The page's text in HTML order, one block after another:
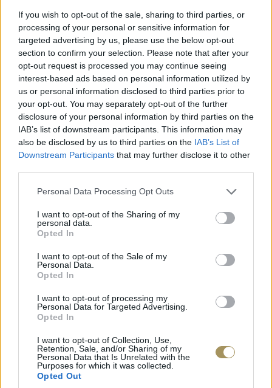
If you wish to opt-out of the sale, sharing to third parties, or
processing of your personal or sensitive information for
targeted advertising by us, please use the below opt-out
section to confirm your selection. Please note that after your
opt-out request is processed you may continue seeing
interest-based ads based on personal information utilized by
us or personal information disclosed to third parties prior to
your opt-out. You may separately opt-out of the further
disclosure of your personal information by third parties on the
IAB’s list of downstream participants. This information may
also be disclosed by us to third parties on the IAB’s List of
Downstream Participants that may further disclose it to other
Personal Data Processing Opt Outs
I want to opt-out of the Sharing of my
personal data.
Opted In
I want to opt-out of the Sale of my
Personal Data.
Opted In
I want to opt-out of processing my
Personal Data for Targeted Advertising.
Opted In
I want to opt-out of Collection, Use,
Retention, Sale, and/or Sharing of my
Personal Data that Is Unrelated with the
Purposes for which it was collected.
Opted Out
Εδώ θα βρείτε τις κορυφαίες επιλογές που ξεχωρίζουν για
το μοναδικό τους στυλ και την εξαιρετική τους ποιότητα.
ΑΝΟΞΕΊΔΩΤΟ ΑΤΣΆΛΙ -10%
134€